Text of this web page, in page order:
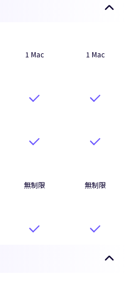
1 Mac 1 Mac
無制限 無制限